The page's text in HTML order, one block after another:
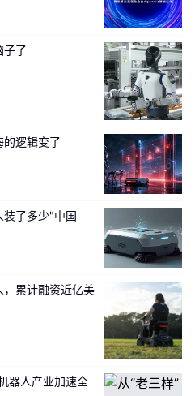
子了
的逻辑变了
装了多少"中国
累计融资近亿美
器人产业加速全